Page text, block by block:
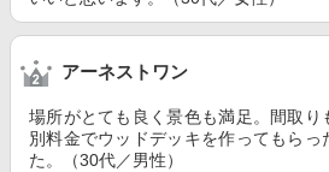
アーネストワン
場所がとても良く景色も満足。間取り
別料金でウッドデッキを作ってもらっ
た。（30代／男性）